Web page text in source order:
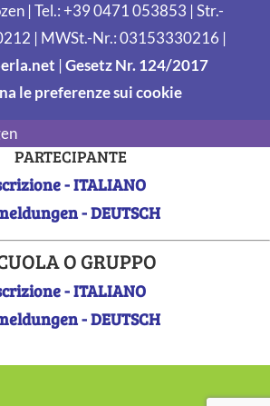
| Tel.: +39 0471 053853 | Str.-
| MWSt.-Nr.: 03153330216 |
|Gesetz Nr. 124/2017
le preferenze sui cookie
PARTECIPANTE
- ITALIANO
- DEUTSCH
O GRUPPO
- ITALIANO
- DEUTSCH